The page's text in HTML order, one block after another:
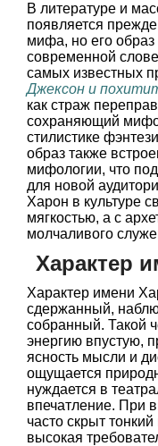
В литературе и
появляется
мифа, но его
современной
самых известных
Джексон и
как страж
сохраняющий
стилистике
образ также
мифологии, что
для новой
Харон в культуре
мягкостью, а с
молчаливого
Характер
Характер имени
сдержанный,
собранный. Такой
энергию впустую,
ясность мысли и
ощущается
нуждается в
впечатление. При
часто скрыт
высокая